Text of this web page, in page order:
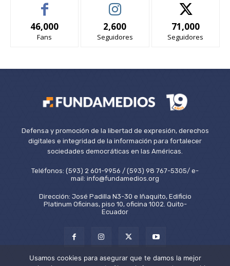
46,000
Fans
2,600
Seguidores
71,000
Seguidores
Defensa y promoción de la libertad de expresión, derechos
digitales e integridad de la información para fortalecer
sociedades democráticas en las Américas.
Teléfonos: (593) 2 601-9956 / (593) 98 767-5305/ e-
mail: info@fundamedios.org
Dirección: José Padilla N3-30 e Iñaquito, Edificio
Platinum Oficinas, piso 10, oficina 1002. Quito-
Ecuador
Usamos cookies para asegurar que te damos la mejor